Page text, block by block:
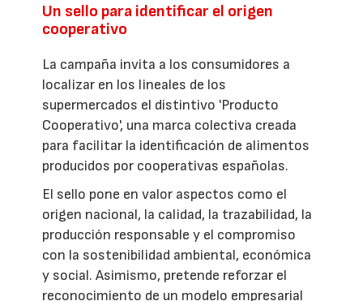
Un sello para identificar el origen
cooperativo
La campaña invita a los consumidores a
localizar en los lineales de los
supermercados el distintivo 'Producto
Cooperativo', una marca colectiva creada
para facilitar la identificación de alimentos
producidos por cooperativas españolas.
El sello pone en valor aspectos como el
origen nacional, la calidad, la trazabilidad, la
producción responsable y el compromiso
con la sostenibilidad ambiental, económica
y social. Asimismo, pretende reforzar el
reconocimiento de un modelo empresarial